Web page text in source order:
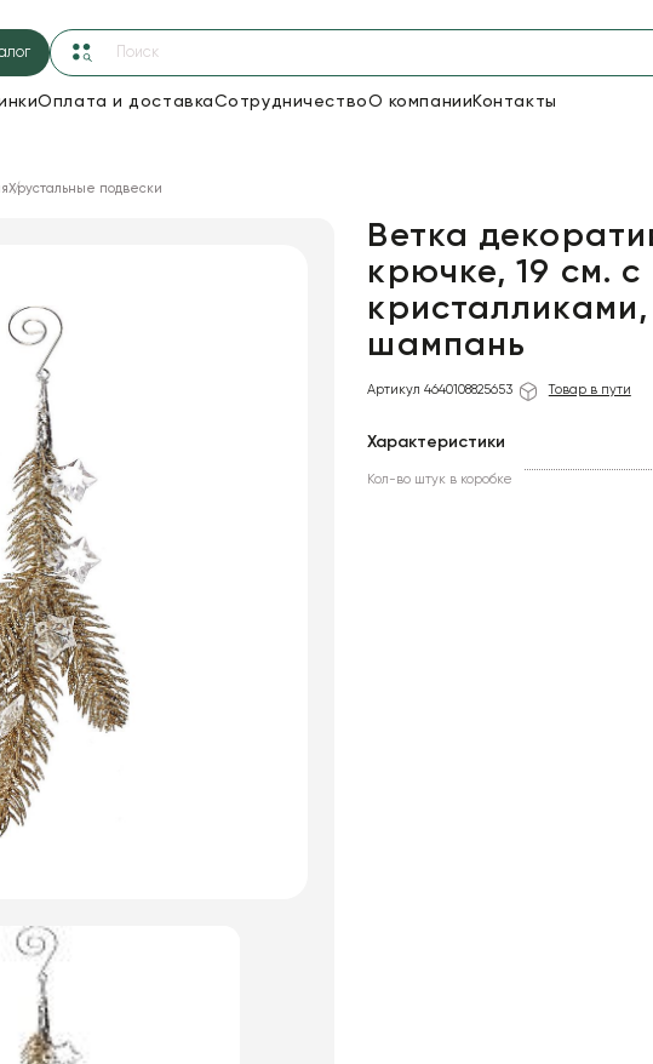
Оплата и доставкаСотрудничествоО компании Контакты
18
Сетка7
Хрустальные подвески
Ветка
крючке, 19 см. с
кристалликами,
шампань
Артикул 4640108825653 Товар в пути
Характеристики
Кол-во штук в коробке